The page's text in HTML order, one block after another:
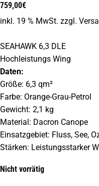
759,00€
inkl. 19 % MwSt. zzgl.
SEAHAWK 6,3 DLE
Hochleistungs Wing
Daten:
Größe: 6,3 qm²
Farbe: Orange-Grau-Petrol
Gewicht: 2,1 kg
Material: Dacron Canope
Einsatzgebiet: Fluss, See,
Stärken: Leistungsstarker
Nicht vorrätig